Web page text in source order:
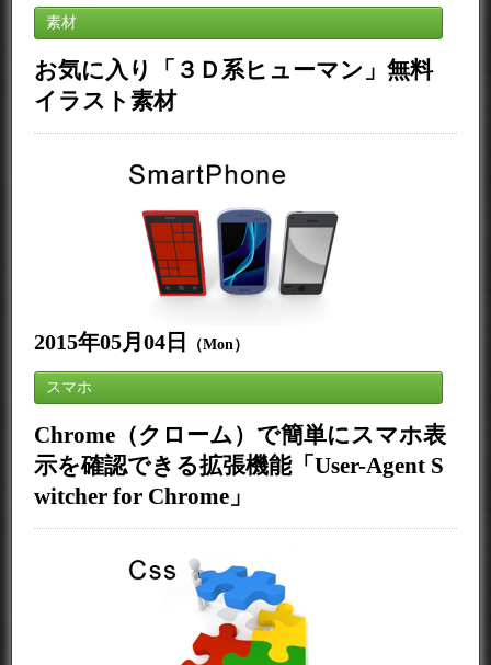
素材
お気に入り「３Ｄ系ヒューマン」無料
イラスト素材
2015年05月04日 （Mon）
スマホ
Chrome（クローム）で簡単にスマホ表
示を確認できる拡張機能「User-Agent S
witcher for Chrome」